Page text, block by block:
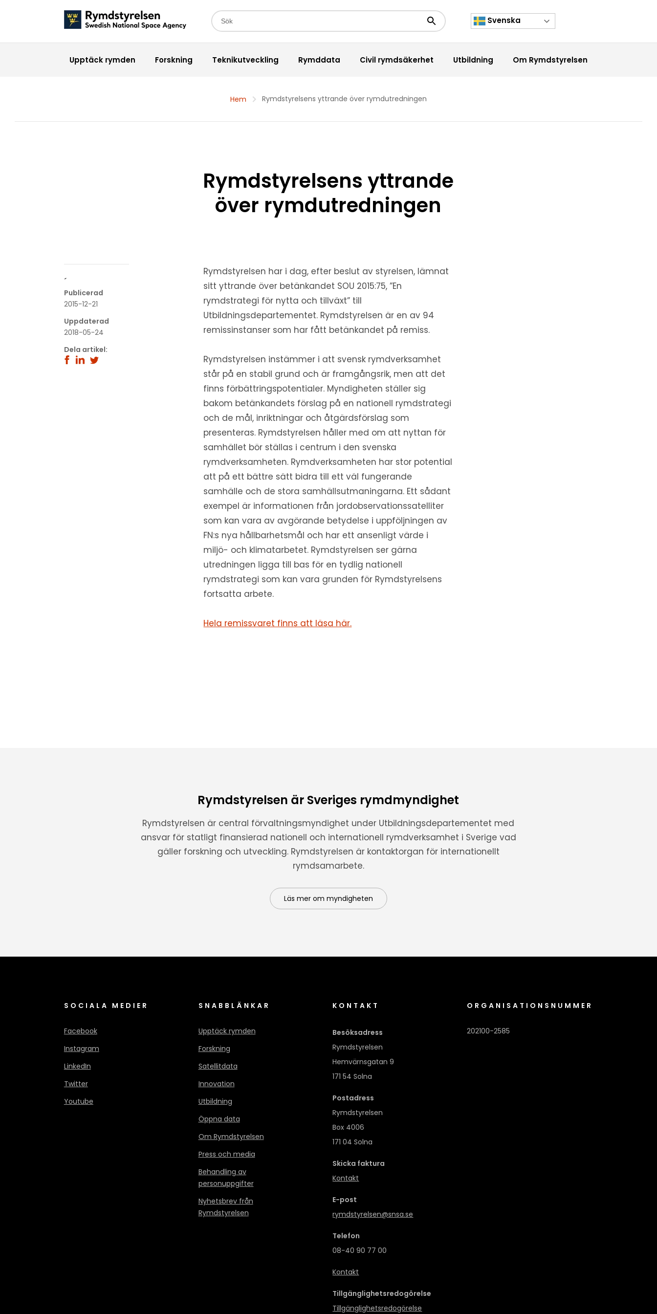
Sökfält
Sökknapp Svenska
Upptäck rymden Forskning Teknikutveckling Rymddata Civil rymdsäkerhet Utbildning Om Rymdstyrelsen
Hem Rymdstyrelsens yttrande över rymdutredningen
Rymdstyrelsens yttrande
över rymdutredningen
´
Publicerad
2015-12-21
Uppdaterad
2018-05-24
Dela artikel:
Rymdstyrelsen har i dag, efter beslut av styrelsen, lämnat
sitt yttrande över betänkandet SOU 2015:75, ”En
rymdstrategi för nytta och tillväxt” till
Utbildningsdepartementet. Rymdstyrelsen är en av 94
remissinstanser som har fått betänkandet på remiss.
Rymdstyrelsen instämmer i att svensk rymdverksamhet
står på en stabil grund och är framgångsrik, men att det
finns förbättringspotentialer. Myndigheten ställer sig
bakom betänkandets förslag på en nationell rymdstrategi
och de mål, inriktningar och åtgärdsförslag som
presenteras. Rymdstyrelsen håller med om att nyttan för
samhället bör ställas i centrum i den svenska
rymdverksamheten. Rymdverksamheten har stor potential
att på ett bättre sätt bidra till ett väl fungerande
samhälle och de stora samhällsutmaningarna. Ett sådant
exempel är informationen från jordobservationssatelliter
som kan vara av avgörande betydelse i uppföljningen av
FN:s nya hållbarhetsmål och har ett ansenligt värde i
miljö- och klimatarbetet. Rymdstyrelsen ser gärna
utredningen ligga till bas för en tydlig nationell
rymdstrategi som kan vara grunden för Rymdstyrelsens
fortsatta arbete.
Hela remissvaret finns att läsa här.
Rymdstyrelsen är Sveriges rymdmyndighet
Rymdstyrelsen är central förvaltningsmyndighet under Utbildningsdepartementet med
ansvar för statligt finansierad nationell och internationell rymdverksamhet i Sverige vad
gäller forskning och utveckling. Rymdstyrelsen är kontaktorgan för internationellt
rymdsamarbete.
Läs mer om myndigheten
SOCIALA MEDIER
Facebook
Instagram
LinkedIn
Twitter
Youtube
SNABBLÄNKAR
Upptäck rymden
Forskning
Satellitdata
Innovation
Utbildning
Öppna data
Om Rymdstyrelsen
Press och media
Behandling av
personuppgifter
Nyhetsbrev från
Rymdstyrelsen
KONTAKT
Besöksadress
Rymdstyrelsen
Hemvärnsgatan 9
171 54 Solna
Postadress
Rymdstyrelsen
Box 4006
171 04 Solna
Skicka faktura
Kontakt
E-post
rymdstyrelsen@snsa.se
Telefon
08-40 90 77 00
Kontakt
Tillgänglighetsredogörelse
Tillgänglighetsredogörelse
ORGANISATIONSNUMMER
202100-2585